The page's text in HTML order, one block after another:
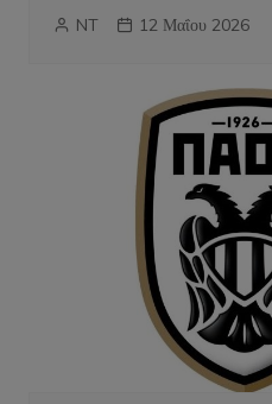
NT 12 Μαΐου 2026